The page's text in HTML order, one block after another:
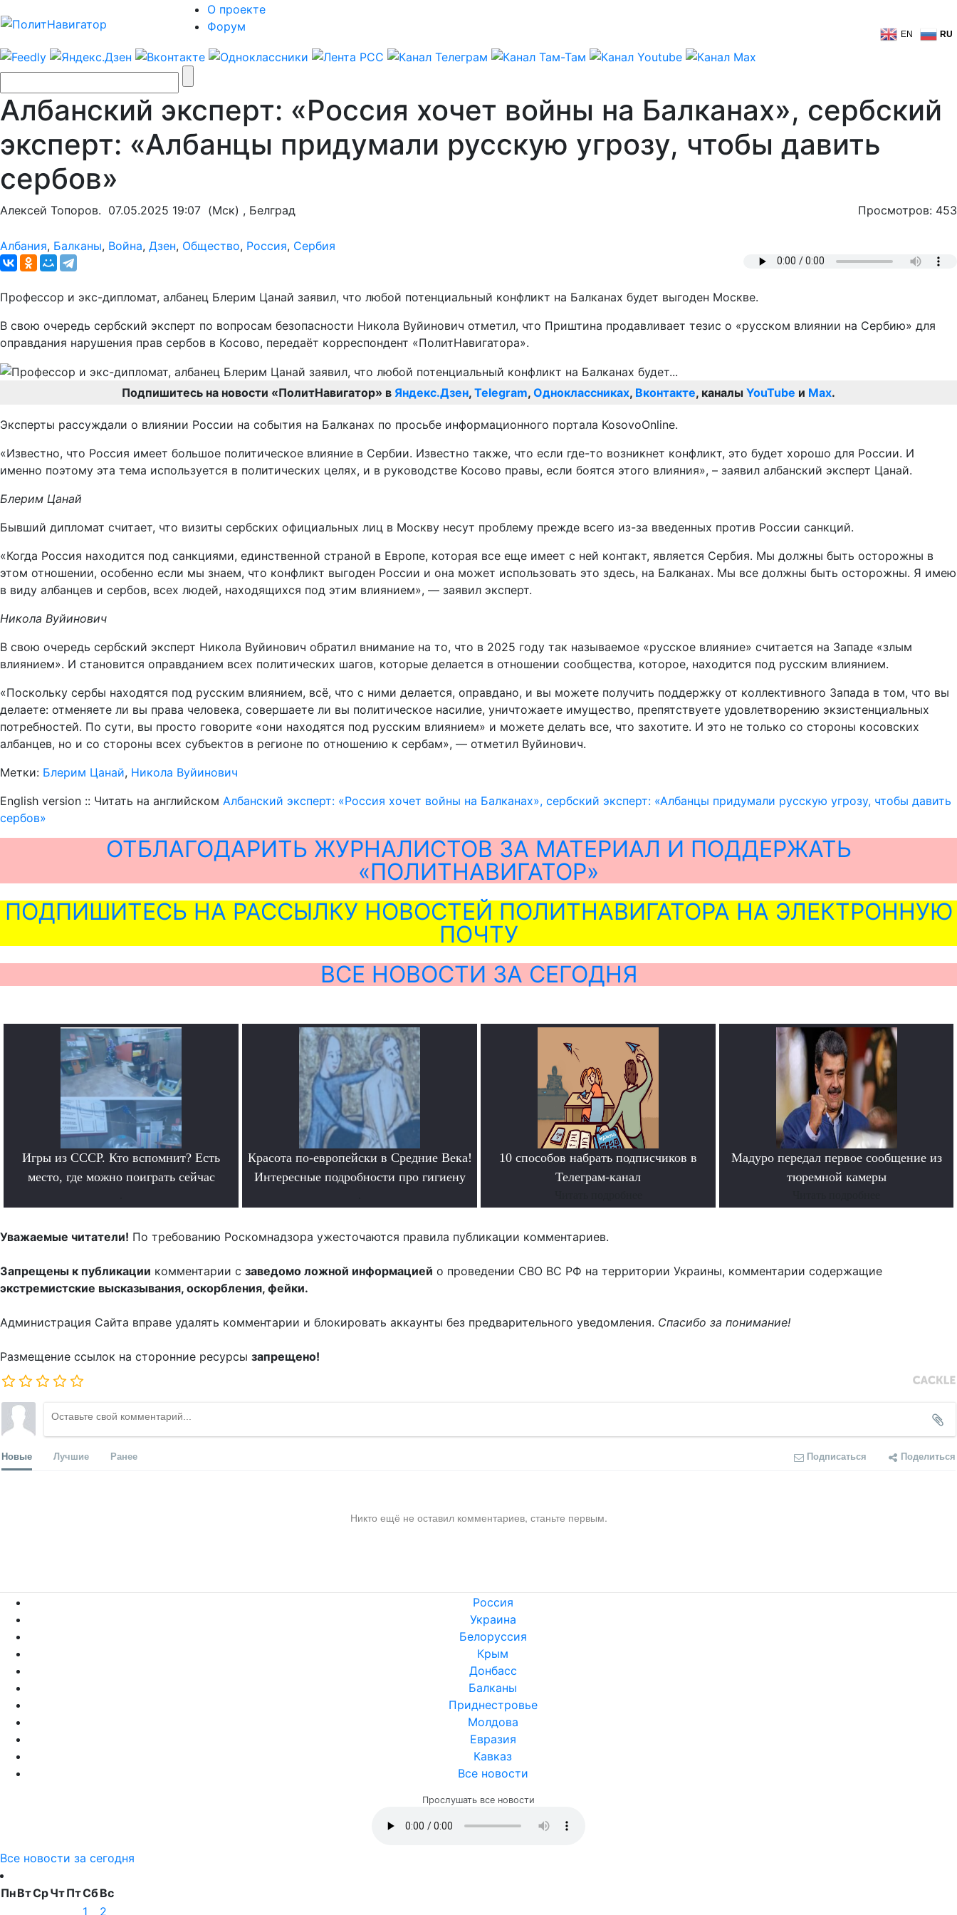
О проекте
Форум
EN RU
Албанский эксперт: «Россия хочет войны на Балканах», сербский
эксперт: «Албанцы придумали русскую угрозу, чтобы давить
сербов»
Алексей Топоров. 07.05.2025 19:07 (Мск) , Белград Просмотров: 453
Албания, Балканы, Война, Дзен, Общество, Россия, Сербия
Профессор и экс-дипломат, албанец Блерим Цанай заявил, что любой потенциальный конфликт на Балканах будет выгоден Москве.
В свою очередь сербский эксперт по вопросам безопасности Никола Вуйинович отметил, что Приштина продавливает тезис о «русском влиянии на Сербию» для
оправдания нарушения прав сербов в Косово, передаёт корреспондент «ПолитНавигатора».
Подпишитесь на новости «ПолитНавигатор» в Яндекс.Дзен, Telegram, Одноклассниках, Вконтакте, каналы YouTube и Max.
Эксперты рассуждали о влиянии России на события на Балканах по просьбе информационного портала KosovoOnline.
«Известно, что Россия имеет большое политическое влияние в Сербии. Известно также, что если где-то возникнет конфликт, это будет хорошо для России. И
именно поэтому эта тема используется в политических целях, и в руководстве Косово правы, если боятся этого влияния», – заявил албанский эксперт Цанай.
Блерим Цанай
Бывший дипломат считает, что визиты сербских официальных лиц в Москву несут проблему прежде всего из-за введенных против России санкций.
«Когда Россия находится под санкциями, единственной страной в Европе, которая все еще имеет с ней контакт, является Сербия. Мы должны быть осторожны в
этом отношении, особенно если мы знаем, что конфликт выгоден России и она может использовать это здесь, на Балканах. Мы все должны быть осторожны. Я имею
в виду албанцев и сербов, всех людей, находящихся под этим влиянием», — заявил эксперт.
Никола Вуйинович
В свою очередь сербский эксперт Никола Вуйинович обратил внимание на то, что в 2025 году так называемое «русское влияние» считается на Западе «злым
влиянием». И становится оправданием всех политических шагов, которые делается в отношении сообщества, которое, находится под русским влиянием.
«Поскольку сербы находятся под русским влиянием, всё, что с ними делается, оправдано, и вы можете получить поддержку от коллективного Запада в том, что вы
делаете: отменяете ли вы права человека, совершаете ли вы политическое насилие, уничтожаете имущество, препятствуете удовлетворению экзистенциальных
потребностей. По сути, вы просто говорите «они находятся под русским влиянием» и можете делать все, что захотите. И это не только со стороны косовских
албанцев, но и со стороны всех субъектов в регионе по отношению к сербам», — отметил Вуйинович.
Метки: Блерим Цанай, Никола Вуйинович
English version :: Читать на английском Албанский эксперт: «Россия хочет войны на Балканах», сербский эксперт: «Албанцы придумали русскую угрозу, чтобы давить
сербов»
ОТБЛАГОДАРИТЬ ЖУРНАЛИСТОВ ЗА МАТЕРИАЛ И ПОДДЕРЖАТЬ
«ПОЛИТНАВИГАТОР»
ПОДПИШИТЕСЬ НА РАССЫЛКУ НОВОСТЕЙ ПОЛИТНАВИГАТОРА НА ЭЛЕКТРОННУЮ
ПОЧТУ
ВСЕ НОВОСТИ ЗА СЕГОДНЯ
Игры из СССР. Кто вспомнит? Есть
место, где можно поиграть сейчас
Красота по-европейски в Средние Века!
Интересные подробности про гигиену
10 способов набрать подписчиков в
Телеграм-канал
Мадуро передал первое сообщение из
тюремной камеры
Уважаемые читатели! По требованию Роскомнадзора ужесточаются правила публикации комментариев.
Запрещены к публикации комментарии с заведомо ложной информацией о проведении СВО ВС РФ на территории Украины, комментарии содержащие
экстремистские высказывания, оскорбления, фейки.
Администрация Сайта вправе удалять комментарии и блокировать аккаунты без предварительного уведомления. Спасибо за понимание!
Размещение ссылок на сторонние ресурсы запрещено!
Новые Лучшие Ранее Подписаться Поделиться
Никто ещё не оставил комментариев, станьте первым.
Россия
Украина
Белоруссия
Крым
Донбасс
Балканы
Приднестровье
Молдова
Евразия
Кавказ
Все новости
Прослушать все новости
Все новости за сегодня
ПнВтСрЧтПтСбВс
1
2